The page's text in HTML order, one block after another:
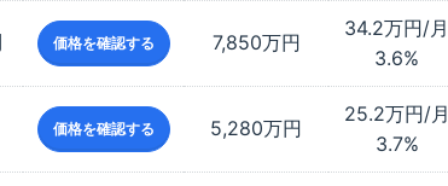
価格を確認する 7,850万円
34.2万円/月
3.6%
価格を確認する 5,280万円
25.2万円/月
3.7%